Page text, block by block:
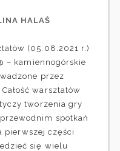
HALAŚ
(05.08.2021 r.)
– kamiennogórskie
przez
warsztatòw
tworzenia gry
spotkań
pierwszej części
się wielu